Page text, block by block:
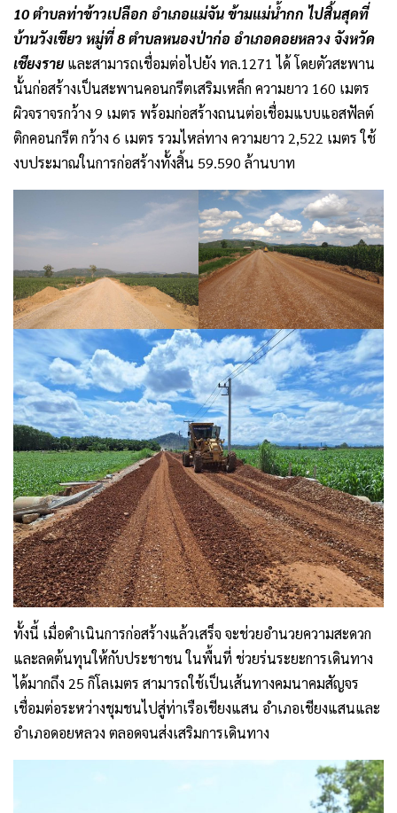
10 ตำบลท่าข้าวเปลือก อำเภอแม่จัน ข้ามแม่น้ำกก ไปสิ้นสุดที่
บ้านวังเขียว หมู่ที่ 8 ตำบลหนองป่าก่อ อำเภอดอยหลวง จังหวัด
เชียงรายและสามารถเชื่อมต่อไปยัง ทล.1271 ได้ โดยตัวสะพาน
นั้นก่อสร้างเป็นสะพานคอนกรีตเสริมเหล็ก ความยาว 160 เมตร
ผิวจราจรกว้าง 9 เมตร พร้อมก่อสร้างถนนต่อเชื่อมแบบแอสฟัลต์
ติกคอนกรีต กว้าง 6 เมตร รวมไหล่ทาง ความยาว 2,522 เมตร ใช้
งบประมาณในการก่อสร้างทั้งสิ้น 59.590 ล้านบาท
ทั้งนี้ เมื่อดำเนินการก่อสร้างแล้วเสร็จ จะช่วยอำนวยความสะดวก
และลดต้นทุนให้กับประชาชน ในพื้นที่ ช่วยร่นระยะการเดินทาง
ได้มากถึง 25 กิโลเมตร สามารถใช้เป็นเส้นทางคมนาคมสัญจร
เชื่อมต่อระหว่างชุมชนไปสู่ท่าเรือเชียงแสน อำเภอเชียงแสนและ
อำเภอดอยหลวง ตลอดจนส่งเสริมการเดินทาง